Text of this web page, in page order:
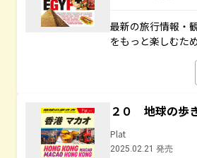
最新の旅行情報・
をもっと楽しむた
２０ 地球の
Plat
2025.02.21 発売